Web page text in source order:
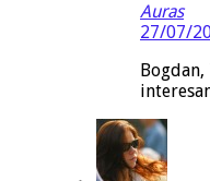
Auras
27/07/